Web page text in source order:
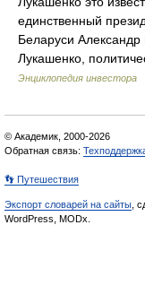
единственный
Беларуси
Лукашенко,
Энциклопедия инвестора
© Академик, 2000-2026
Обратная связь:
👣 Путешествия
Экспорт словарей на сайты ,
WordPress, MODx.